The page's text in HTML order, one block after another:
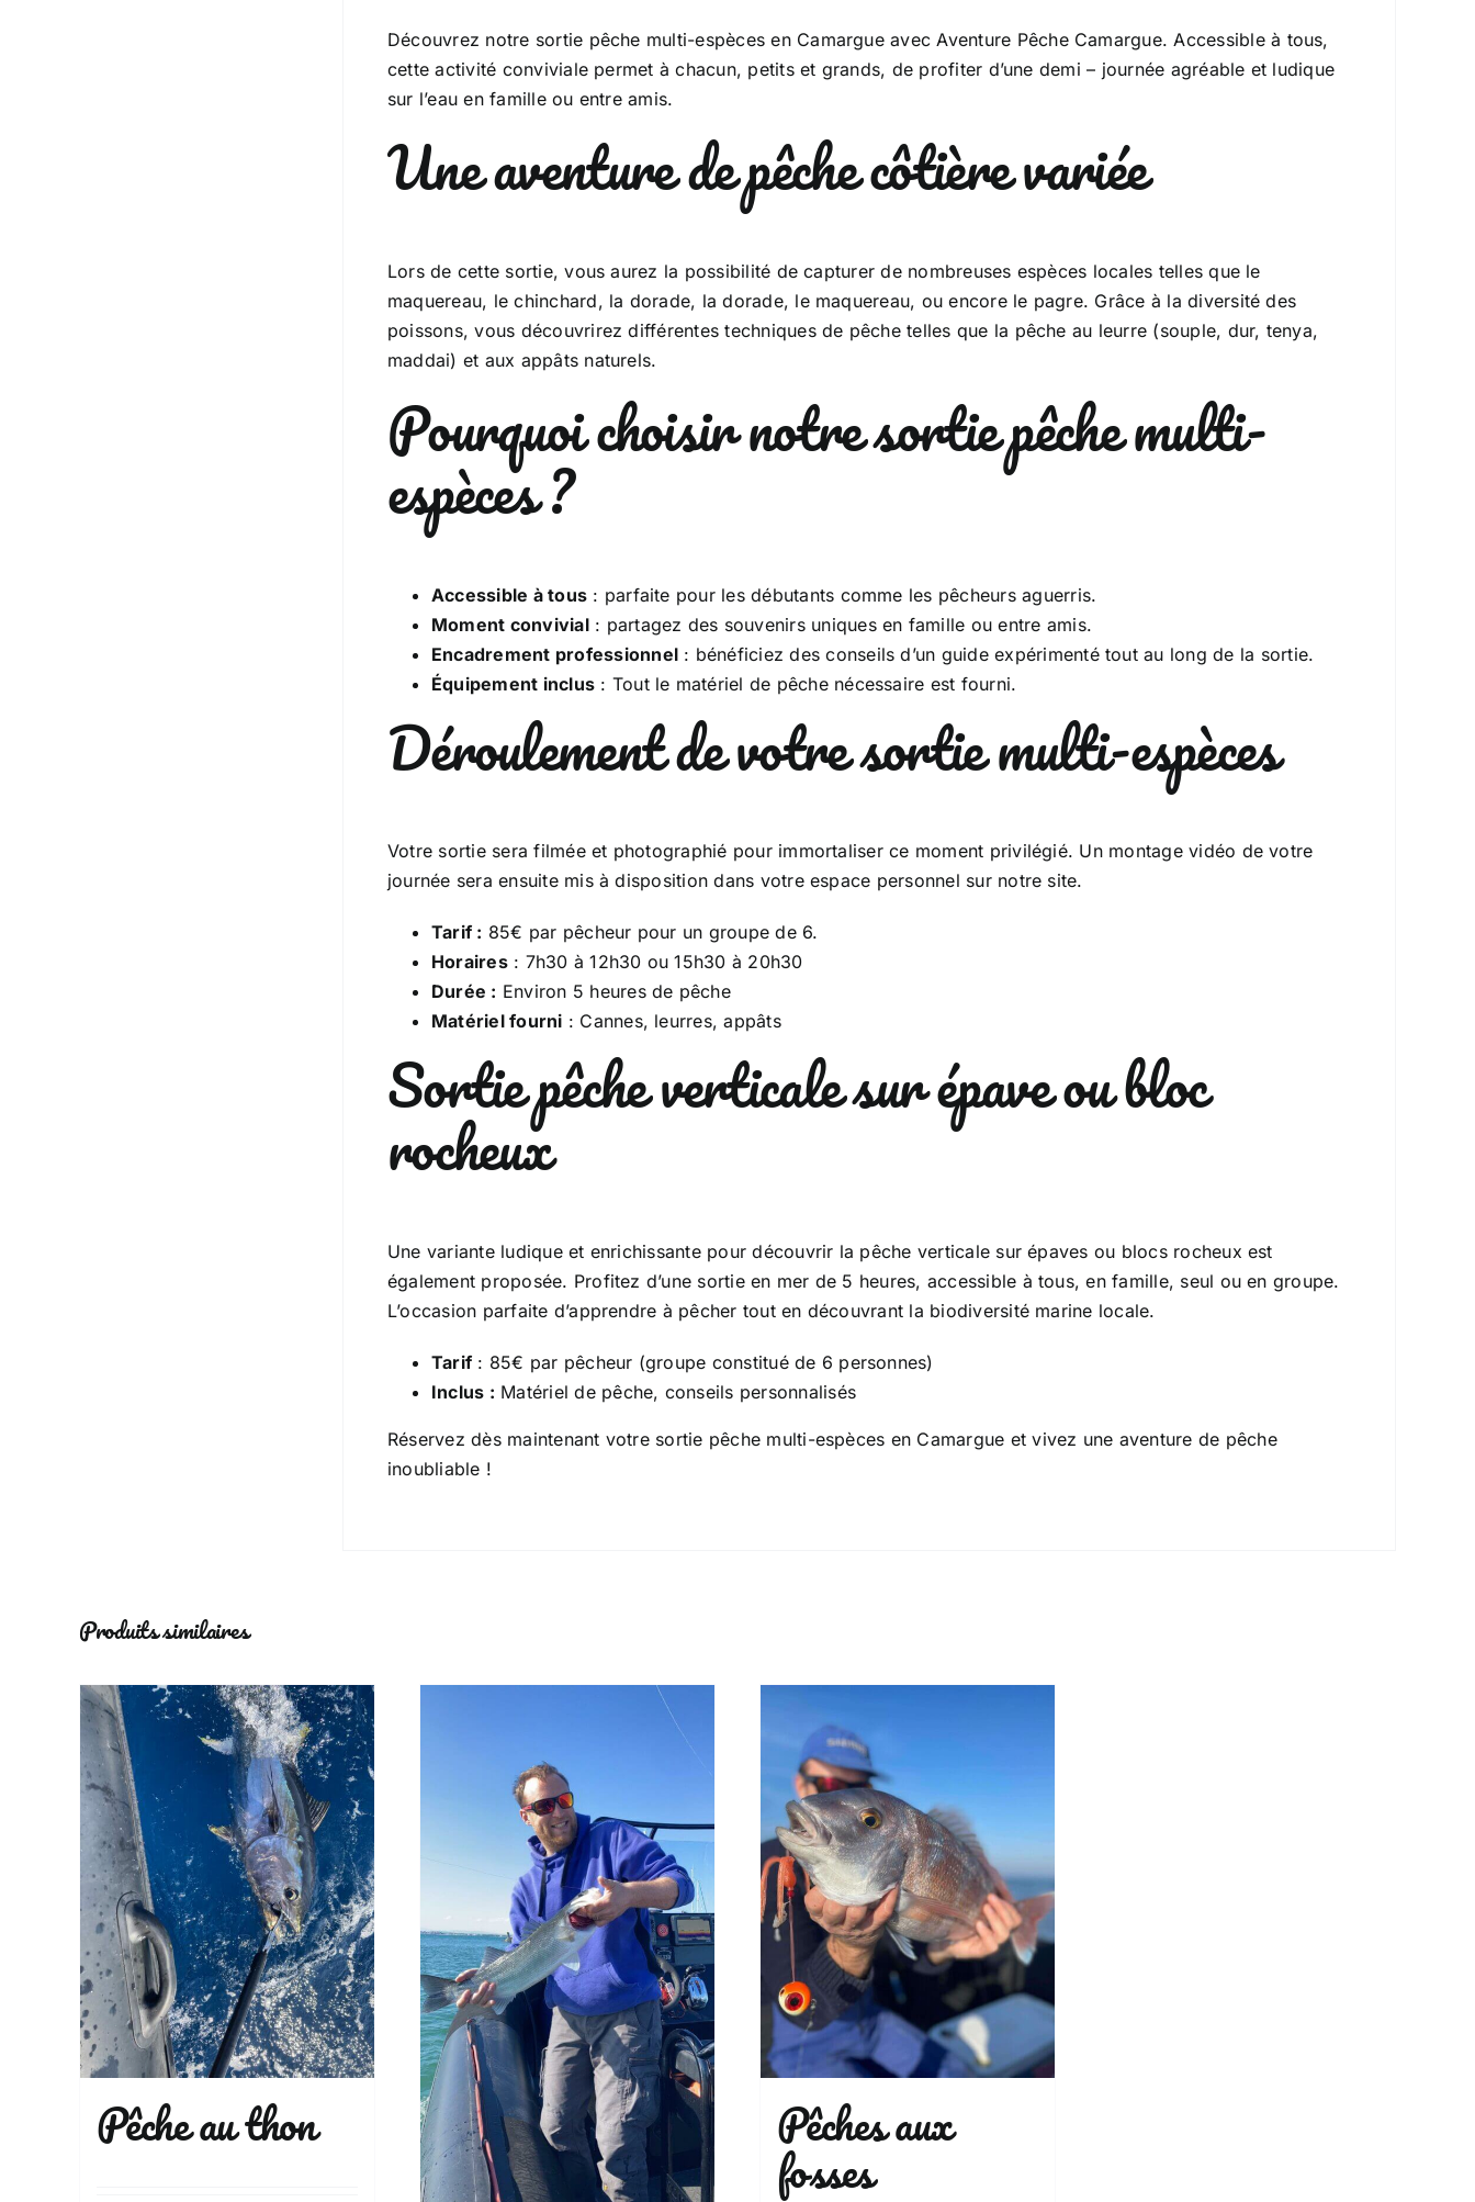
Découvrez notre sortie pêche multi-espèces en Camargue avec Aventure Pêche Camargue. Accessible à tous,
cette activité conviviale permet à chacun, petits et grands, de profiter d’une demi – journée agréable et ludique
sur l’eau en famille ou entre amis.
Une aventure de pêche côtière variée
Lors de cette sortie, vous aurez la possibilité de capturer de nombreuses espèces locales telles que le
maquereau, le chinchard, la dorade, la dorade, le maquereau, ou encore le pagre. Grâce à la diversité des
poissons, vous découvrirez différentes techniques de pêche telles que la pêche au leurre (souple, dur, tenya,
maddai) et aux appâts naturels.
Pourquoi choisir notre sortie pêche multi-
espèces ?
Accessible à tous : parfaite pour les débutants comme les pêcheurs aguerris.
Moment convivial: partagez des souvenirs uniques en famille ou entre amis.
Encadrement professionnel : bénéficiez des conseils d’un guide expérimenté tout au long de la sortie.
Équipement inclus : Tout le matériel de pêche nécessaire est fourni.
Déroulement de votre sortie multi-espèces
Votre sortie sera filmée et photographié pour immortaliser ce moment privilégié. Un montage vidéo de votre
journée sera ensuite mis à disposition dans votre espace personnel sur notre site.
Tarif : 85€ par pêcheur pour un groupe de 6.
Horaires: 7h30 à 12h30 ou 15h30 à 20h30
Durée : Environ 5 heures de pêche
Matériel fourni : Cannes, leurres, appâts
Sortie pêche verticale sur épave ou bloc
rocheux
Une variante ludique et enrichissante pour découvrir la pêche verticale sur épaves ou blocs rocheux est
également proposée. Profitez d’une sortie en mer de 5 heures, accessible à tous, en famille, seul ou en groupe.
L’occasion parfaite d’apprendre à pêcher tout en découvrant la biodiversité marine locale.
Tarif: 85€ par pêcheur (groupe constitué de 6 personnes)
Inclus : Matériel de pêche, conseils personnalisés
Réservez dès maintenant votre sortie pêche multi-espèces en Camargue et vivez une aventure de pêche
inoubliable !
Produits similaires
Pêche au thon Pêches aux
fosses